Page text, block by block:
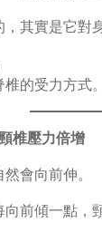
其實是它對
的受力方式。
椎壓力倍增
會向前伸。
前傾一點，